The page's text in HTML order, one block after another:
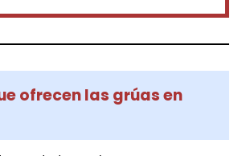
ofrecen las grúas en